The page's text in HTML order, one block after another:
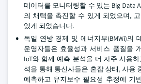
데이터를 모니터링할 수 있는 Big Data
의 채택을 촉진할 수 있게 되었으며,
있게 되었습니다.
독일 연방 경제 및 에너지부(BMWi)의
운영자들은 효율성과 서비스 품질을
IoT와 함께 예측 분석을 더 자주 사용
석을 통해 통신사들은 혼잡 상태, 사용
예측하고 유지보수 필요성 추정에 기